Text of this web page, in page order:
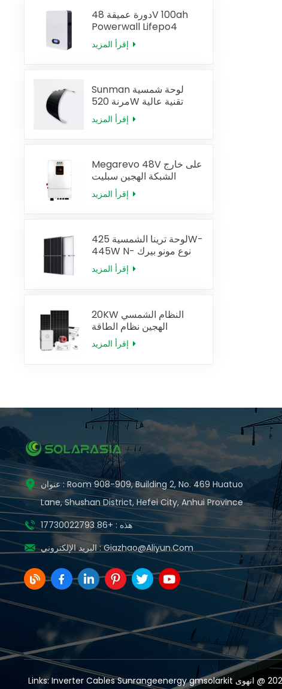
دورة عميقة 48V 100ah
Powerwall Lifepo4
البطارية الشمسية
Sunman لوحة شمسية
مرنة 520W تقنية عالية
الكفاءة
Megarevo 48V على خارج
الشبكة الهجين سبليت
المرحلة الشمسية العاكس
النسخة الأمريكية
لوحة ترينا الشمسية 425W-
445W N- نوع مونو بيرك
20KW النظام الشمسي
الهجين نظام الطاقة
الشمسية الكامل
عنوان : Room 908-909, Building 2, No. 469 Huatuo
Lane, Shushan District, Hefei City, Anhui Province
هذه : +86 17730022793
البريد الإلكتروني :Giazhao@aliyun.com
Links:Inverter Cables Sunrangeenergy gmsolarkit